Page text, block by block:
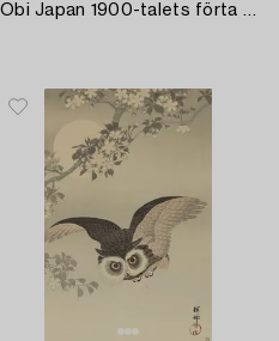
Obi Japan 1900-talets förta hälft brokad ca 410x62 cm.